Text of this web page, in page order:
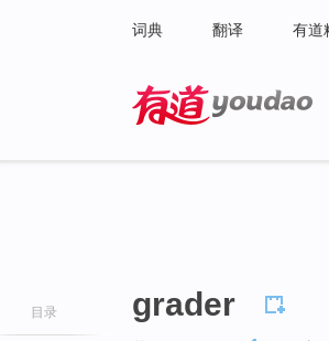
词典 翻译 有道
目录 grader